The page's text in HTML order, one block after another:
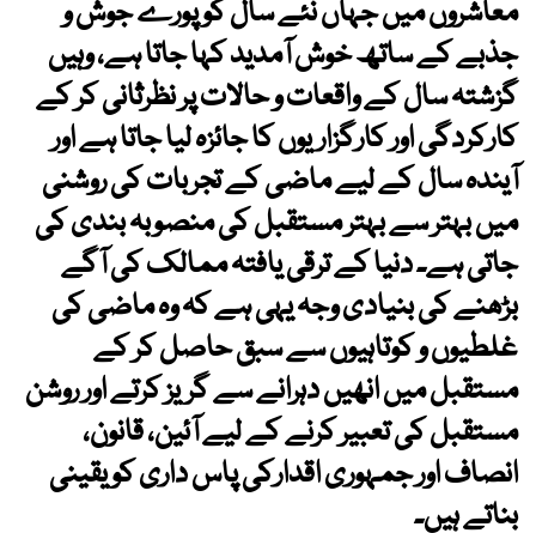
معاشروں میں جہاں نئے سال کو پورے جوش و
جذبے کے ساتھ خوش آمدید کہا جاتا ہے، وہیں
گزشتہ سال کے واقعات و حالات پر نظرثانی کر کے
کارکردگی اور کارگزاریوں کا جائزہ لیا جاتا ہے اور
آیندہ سال کے لیے ماضی کے تجربات کی روشنی
میں بہتر سے بہتر مستقبل کی منصوبہ بندی کی
جاتی ہے۔ دنیا کے ترقی یافتہ ممالک کی آگے
بڑھنے کی بنیادی وجہ یہی ہے کہ وہ ماضی کی
غلطیوں و کوتاہیوں سے سبق حاصل کر کے
مستقبل میں انھیں دہرانے سے گریز کرتے اور روشن
مستقبل کی تعبیر کرنے کے لیے آئین، قانون،
انصاف اور جمہوری اقدارکی پاس داری کو یقینی
بناتے ہیں۔